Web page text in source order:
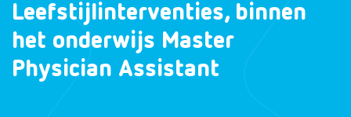
Leefstijlinterventies, binnen
het onderwijs Master
Physician Assistant